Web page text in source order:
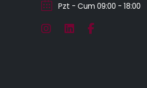
Pzt - Cum 09:00 - 18:00